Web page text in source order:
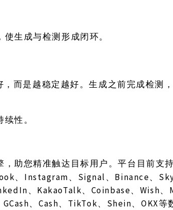
生成与检测形成闭环。
而是越稳定越好。生成之前完成检测
性。
，助您精准触达目标用户。平台目前支
、Instagram、Signal、Binance、
、KakaoTalk、Coinbase、Wish、
、Cash、TikTok、Shein、OKX等